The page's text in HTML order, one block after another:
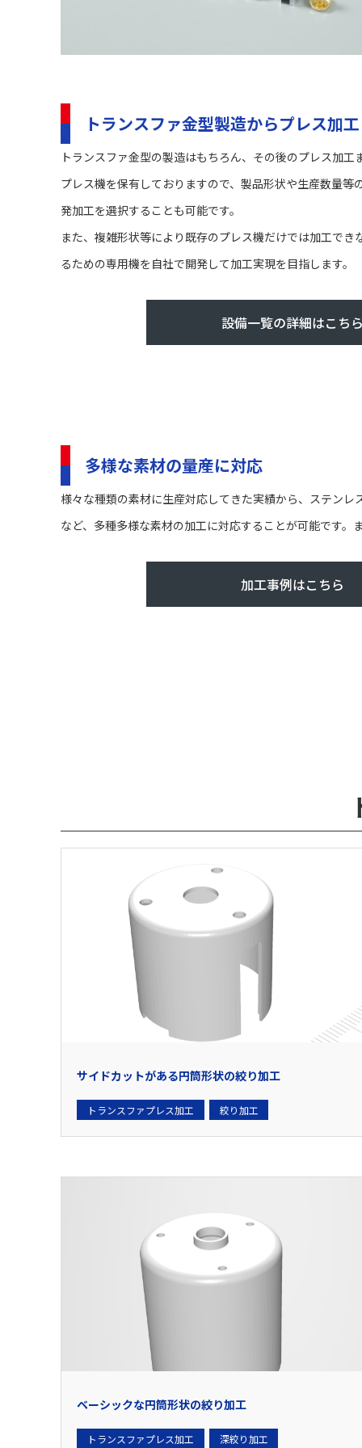
トランスファ金型製造からプレス加
トランスファ金型の製造はもちろん、その後のプレス加
プレス機を保有しておりますので、製品形状や生産数量等
発加工を選択することも可能です。
また、複雑形状等により既存のプレス機だけでは加工でき
るための専用機を自社で開発して加工実現を目指します。
設備一覧の詳細はこち
多様な素材の量産に対応
様々な種類の素材に生産対応してきた実績から、ステンレ
など、多種多様な素材の加工に対応することが可能です。
加工事例はこちら
サイドカットがある円筒形状の絞り加工
トランスファプレス加工 絞り加工
ベーシックな円筒形状の絞り加工
トランスファプレス加工 深絞り加工